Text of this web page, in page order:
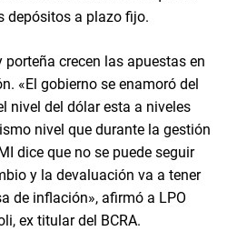
depósitos a plazo fijo.
porteña crecen las apuestas en
«El gobierno se enamoró del
nivel del dólar esta a niveles
nivel que durante la gestión
dice que no se puede seguir
y la devaluación va a tener
de inflación», afirmó a LPO
ex titular del BCRA.